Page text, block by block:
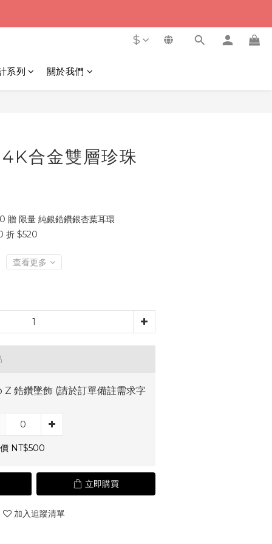
$
系列 關於我們
合金雙層珍珠
贈 限量 純銀鋯鑽銀杏葉耳環
折 $520
查看更多
Z 鋯鑽墜飾 (請於訂單備註需求字
NT$500
立即購買
加入追蹤清單